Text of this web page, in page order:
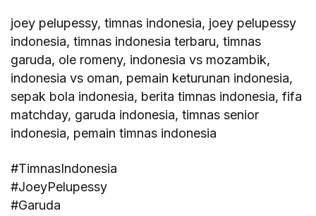
joey pelupessy, timnas indonesia, joey pelupessy
indonesia, timnas indonesia terbaru, timnas
garuda, ole romeny, indonesia vs mozambik,
indonesia vs oman, pemain keturunan indonesia,
sepak bola indonesia, berita timnas indonesia, fifa
matchday, garuda indonesia, timnas senior
indonesia, pemain timnas indonesia
#TimnasIndonesia
#JoeyPelupessy
#Garuda